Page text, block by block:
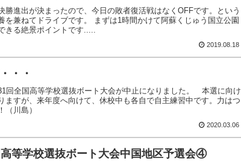
勝進出が決まったので、今日の敗者復活戦はなくOFFです。という
を兼ねてドライブです。 まずは1時間かけて阿蘇くじゅう国立公園
きる絶景ポイントです.....
2019.08.18
・・
回全国高等学校選抜ボート大会が中止になりました。 本選に向け
ますが、来年度へ向けて、休校中も各自で自主練習中です。力はつ
（川島）
2020.03.06
高等学校選抜ボート大会中国地区予選会④